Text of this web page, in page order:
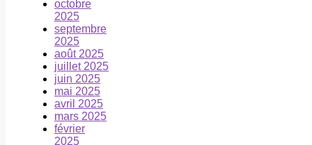
octobre
2025
septembre
2025
août 2025
juillet 2025
juin 2025
mai 2025
avril 2025
mars 2025
février
2025